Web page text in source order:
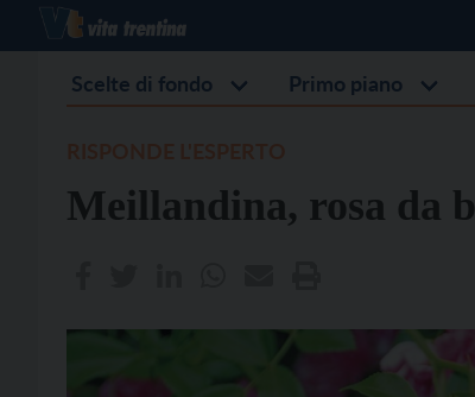
Scelte di fondo Primo piano
Meillandina, rosa da